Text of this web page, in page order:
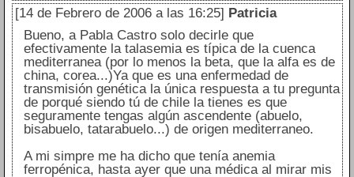
[14 de Febrero de 2006 a las 16:25] Patricia
Bueno, a Pabla Castro solo decirle que
efectivamente la talasemia es típica de la cuenca
mediterranea (por lo menos la beta, que la alfa es de
china, corea...)Ya que es una enfermedad de
transmisión genética la única respuesta a tu pregunta
de porqué siendo tú de chile la tienes es que
seguramente tengas algún ascendente (abuelo,
bisabuelo, tatarabuelo...) de origen mediterraneo.
A mi simpre me ha dicho que tenía anemia
ferropénica, hasta ayer que una médica al mirar mis